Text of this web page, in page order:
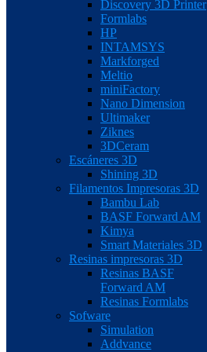
Discovery 3D Printer
Formlabs
HP
INTAMSYS
Markforged
Meltio
miniFactory
Nano Dimension
Ultimaker
Ziknes
3DCeram
Escáneres 3D
Shining 3D
Filamentos Impresoras 3D
Bambu Lab
BASF Forward AM
Kimya
Smart Materiales 3D
Resinas impresoras 3D
Resinas BASF
Forward AM
Resinas Formlabs
Sofware
Simulation
Addvance